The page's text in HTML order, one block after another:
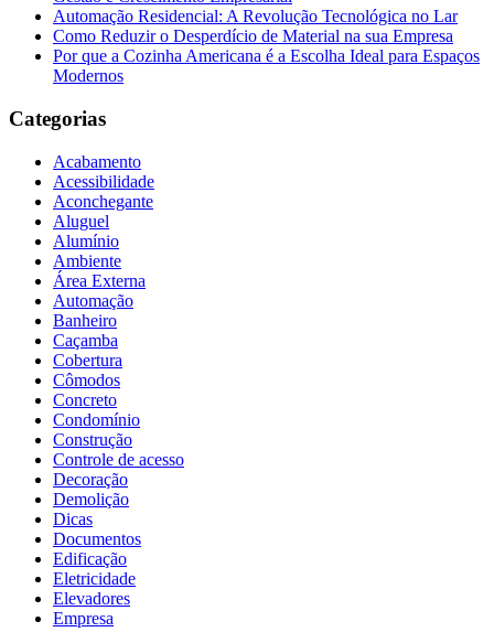
Automação Residencial: A Revolução Tecnológica no Lar
Como Reduzir o Desperdício de Material na sua Empresa
Por que a Cozinha Americana é a Escolha Ideal para Espaços
Modernos
Categorias
Acabamento
Acessibilidade
Aconchegante
Aluguel
Alumínio
Ambiente
Área Externa
Automação
Banheiro
Caçamba
Cobertura
Cômodos
Concreto
Condomínio
Construção
Controle de acesso
Decoração
Demolição
Dicas
Documentos
Edificação
Eletricidade
Elevadores
Empresa